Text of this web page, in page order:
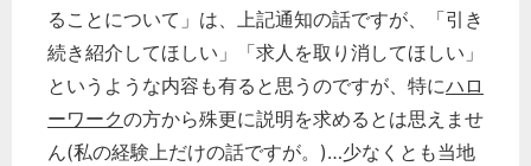
ることについて」は、上記通知の話ですが、「引き
続き紹介してほしい」「求人を取り消してほしい」
というような内容も有ると思うのですが、特にハロ
ーワークの方から殊更に説明を求めるとは思えませ
ん(私の経験上だけの話ですが。)…少なくとも当地